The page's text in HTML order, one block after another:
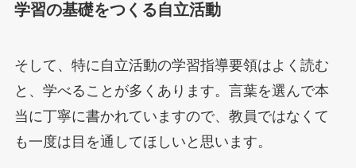
学習の基礎をつくる自立活動
そして、特に自立活動の学習指導要領はよく読む
と、学べることが多くあります。言葉を選んで本
当に丁寧に書かれていますので、教員ではなくて
も一度は目を通してほしいと思います。